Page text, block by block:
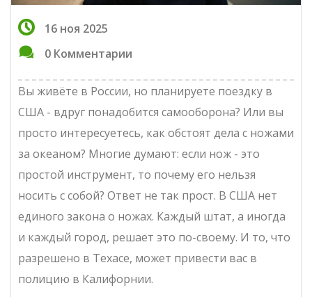
16 ноя 2025
0 Комментарии
Вы живёте в России, но планируете поездку в
США - вдруг понадобится самооборона? Или вы
просто интересуетесь, как обстоят дела с ножами
за океаном? Многие думают: если нож - это
простой инструмент, то почему его нельзя
носить с собой? Ответ не так прост. В США нет
единого закона о ножах. Каждый штат, а иногда
и каждый город, решает это по-своему. И то, что
разрешено в Техасе, может привести вас в
полицию в Калифорнии.